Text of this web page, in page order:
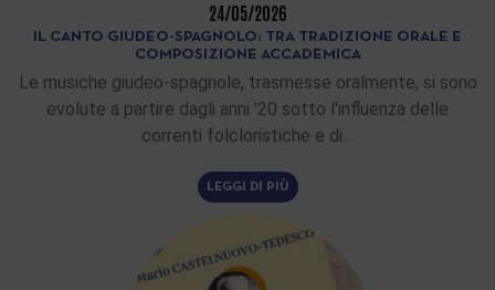
24/05/2026
IL CANTO GIUDEO-SPAGNOLO: TRA TRADIZIONE ORALE E
COMPOSIZIONE ACCADEMICA
Le musiche giudeo-spagnole, trasmesse oralmente, si sono
evolute a partire dagli anni '20 sotto l'influenza delle
correnti folcloristiche e di…
LEGGI DI PIÙ